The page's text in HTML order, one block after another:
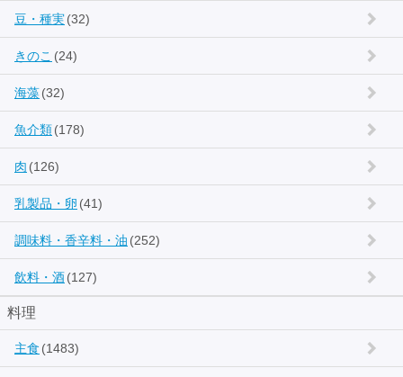
豆・種実(32)
きのこ (24)
海藻(32)
魚介類(178)
肉 (126)
乳製品・卵 (41)
調味料・香辛料・油 (252)
飲料・酒(127)
料理
主食 (1483)